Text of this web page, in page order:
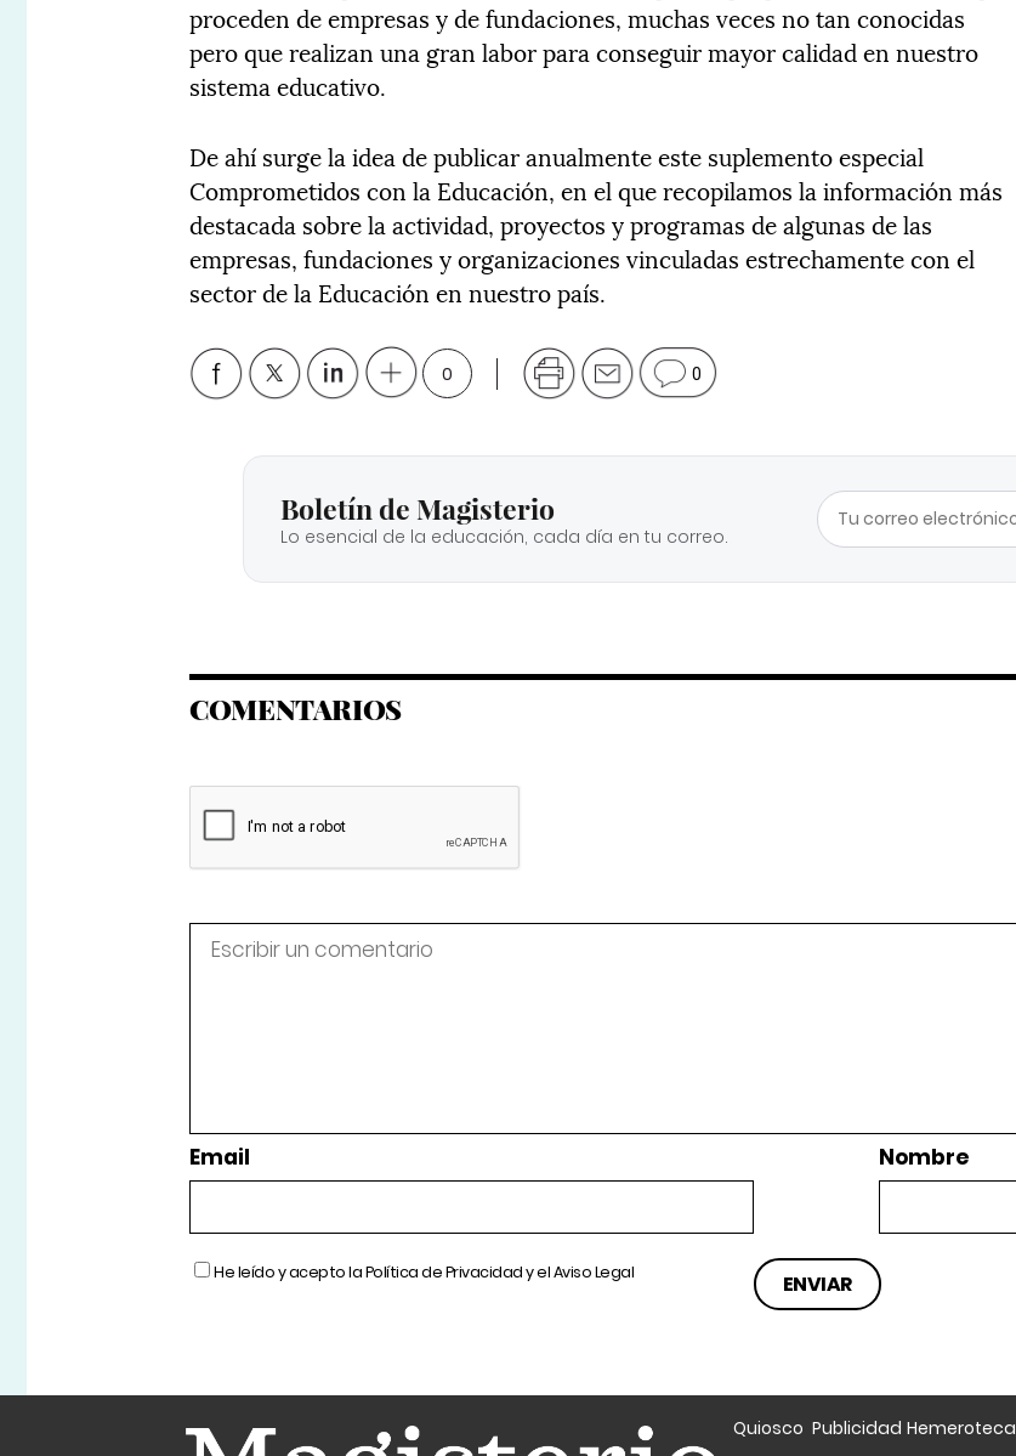
proceden de empresas y de fundaciones, muchas veces no tan conocidas
pero que realizan una gran labor para conseguir mayor calidad en nuestro
sistema educativo.
De ahí surge la idea de publicar anualmente este suplemento especial
Comprometidos con la Educación, en el que recopilamos la información más
destacada sobre la actividad, proyectos y programas de algunas de las
empresas, fundaciones y organizaciones vinculadas estrechamente con el
sector de la Educación en nuestro país.
0 0
Boletín de Magisterio
Lo esencial de la educación, cada día en tu correo.
COMENTARIOS
Email Nombre
He leído y acepto laPolítica de Privacidady elAviso Legal
Quiosco Publicidad Hemeroteca